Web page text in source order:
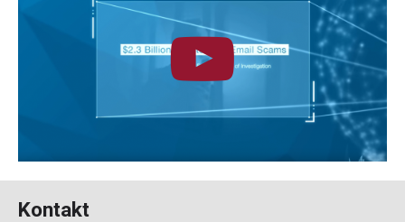
Kontakt